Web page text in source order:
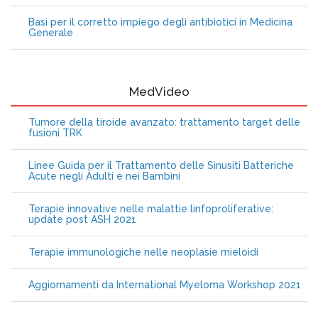
Basi per il corretto impiego degli antibiotici in Medicina
Generale
MedVideo
Tumore della tiroide avanzato: trattamento target delle
fusioni TRK
Linee Guida per il Trattamento delle Sinusiti Batteriche
Acute negli Adulti e nei Bambini
Terapie innovative nelle malattie linfoproliferative:
update post ASH 2021
Terapie immunologiche nelle neoplasie mieloidi
Aggiornamenti da International Myeloma Workshop 2021